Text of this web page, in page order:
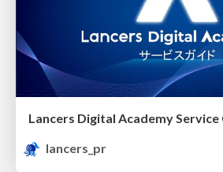
Lancers Digital Academy Service
lancers_pr